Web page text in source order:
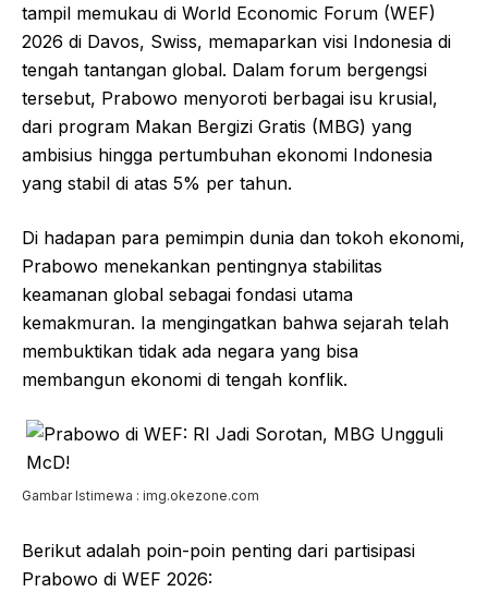
tampil memukau di World Economic Forum (WEF)
2026 di Davos, Swiss, memaparkan visi Indonesia di
tengah tantangan global. Dalam forum bergengsi
tersebut, Prabowo menyoroti berbagai isu krusial,
dari program Makan Bergizi Gratis (MBG) yang
ambisius hingga pertumbuhan ekonomi Indonesia
yang stabil di atas 5% per tahun.
Di hadapan para pemimpin dunia dan tokoh ekonomi,
Prabowo menekankan pentingnya stabilitas
keamanan global sebagai fondasi utama
kemakmuran. Ia mengingatkan bahwa sejarah telah
membuktikan tidak ada negara yang bisa
membangun ekonomi di tengah konflik.
Gambar Istimewa : img.okezone.com
Berikut adalah poin-poin penting dari partisipasi
Prabowo di WEF 2026: